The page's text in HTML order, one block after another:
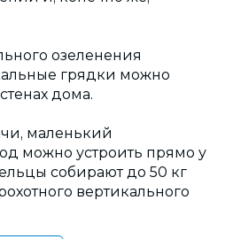
озеленения
грядки можно
дома.
маленький
можно устроить прямо у
собирают до 50 кг
вертикального